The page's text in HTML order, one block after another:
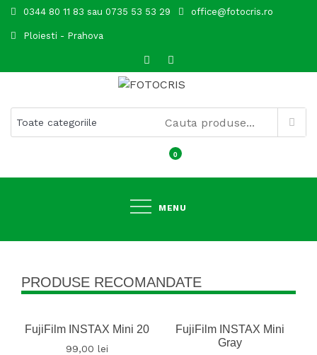
Skip
content
0344 80 11 83 sau 0735 53 53 29 office@fotocris.ro
Ploiesti - Prahova
FOTOCRIS
0
MENU
PRODUSE RECOMANDATE
FujiFilm INSTAX Mini 20
99,00lei
FujiFilm INSTAX Mini
Gray